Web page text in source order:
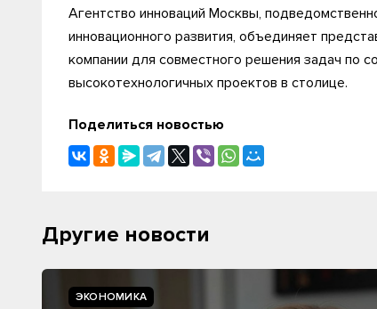
Агентство инноваций Москвы,
инновационного развития, объединяет
компании для совместного решения задач по
высокотехнологичных проектов в столице.
Поделиться новостью
Другие новости
ЭКОНОМИКА